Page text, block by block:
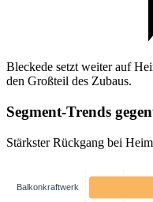
Bleckede setzt weiter auf
den Großteil des Zubaus.
Segment-Trends
Stärkster Rückgang bei